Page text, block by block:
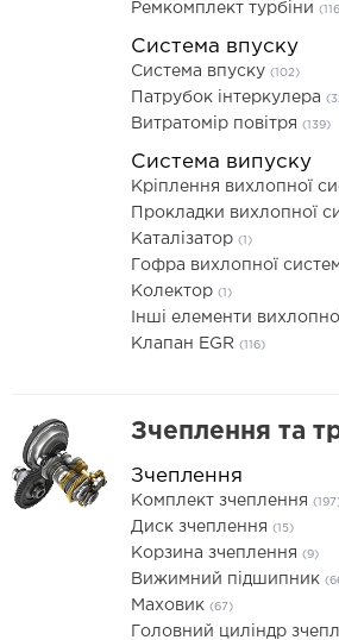
Ремкомплект турбіни
Система впуску
Система впуску (102)
Патрубок інтеркулера
Витратомір повітря (139)
Система випуску
Кріплення вихлопної
Прокладки вихлопної
Каталізатор (1)
Гофра вихлопної
Колектор (1)
Інші елементи
Клапан EGR (116)
Зчеплення та
Зчеплення
Комплект зчеплення
Диск зчеплення (15)
Корзина зчеплення (9)
Вижимний підшипник
Маховик (67)
Головний циліндр